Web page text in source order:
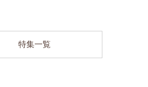
特集一覧